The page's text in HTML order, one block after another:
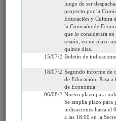
Martes 5 de Marzo,
Senado
Tipo de
Proyecto de ley
Tramitación
Ley N° 21.214
Oficial del 28/02/
luego de ser
proyecto por la
Educación y Cultura
la Comisión de
que lo considerará en
sesión, en un plazo
quince días.
15/07/2019Boletín de
18/07/2019Segundo informe de
de Educación. Pasa a
de Economía
06/08/2019Nuevo plazo para
Se amplía plazo para
indicaciones hasta el
a las 18:00 en la